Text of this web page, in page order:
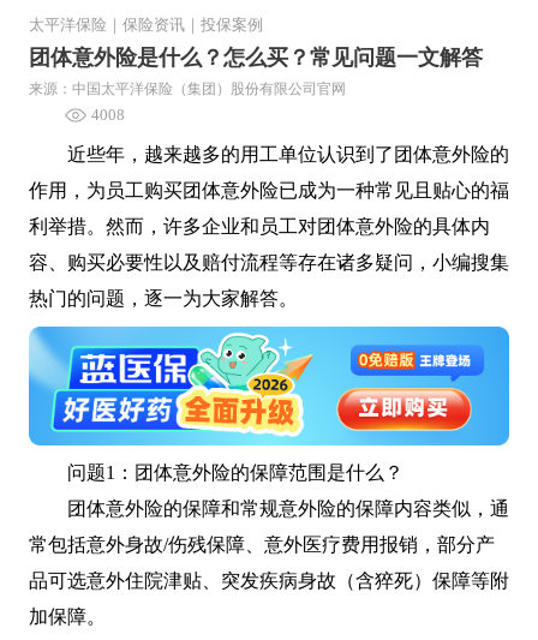
太平洋保险 保险资讯 投保案例
团体意外险是什么？怎么买？常见问题一文解答
来源：中国太平洋保险（集团）股份有限公司官网
4008
近些年，越来越多的用工单位认识到了团体意外险的
作用，为员工购买团体意外险已成为一种常见且贴心的福
利举措。然而，许多企业和员工对团体意外险的具体内
容、购买必要性以及赔付流程等存在诸多疑问，小编搜集
热门的问题，逐一为大家解答。
问题1：团体意外险的保障范围是什么？
团体意外险的保障和常规意外险的保障内容类似，通
常包括意外身故/伤残保障、意外医疗费用报销，部分产
品可选意外住院津贴、突发疾病身故（含猝死）保障等附
加保障。